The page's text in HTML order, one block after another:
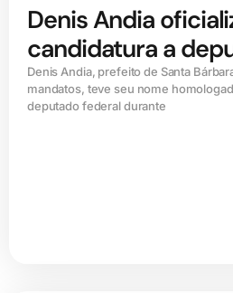
Denis Andia
candidatura a
Denis Andia, prefeito de Santa
mandatos, teve seu nome
deputado federal durante